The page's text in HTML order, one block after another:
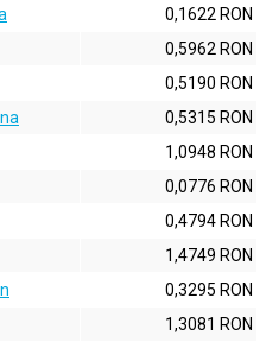
0,1622 RON
0,5962 RON
0,5190 RON
0,5315 RON
1,0948 RON
0,0776 RON
0,4794 RON
1,4749 RON
0,3295 RON
1,3081 RON